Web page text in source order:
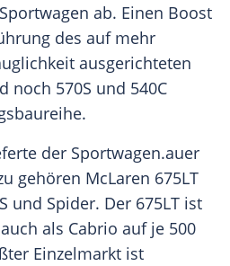
Sportwagen ab. Einen Boost
des auf mehr
ausgerichteten
noch 570S und 540C
.
der Sportwagen.auer
gehören McLaren 675LT
und Spider. Der 675LT ist
als Cabrio auf je 500
Einzelmarkt ist